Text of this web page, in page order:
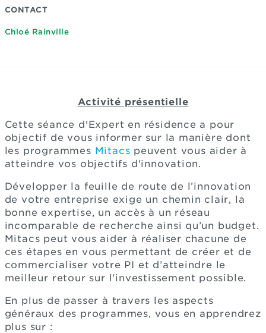
CONTACT
Chloé Rainville
Activité présentielle
Cette séance d'Expert en résidence a pour
objectif de vous informer sur la manière dont
les programmes Mitacs peuvent vous aider à
atteindre vos objectifs d'innovation.
Développer la feuille de route de l’innovation
de votre entreprise exige un chemin clair, la
bonne expertise, un accès à un réseau
incomparable de recherche ainsi qu’un budget.
Mitacs peut vous aider à réaliser chacune de
ces étapes en vous permettant de créer et de
commercialiser votre PI et d’atteindre le
meilleur retour sur l’investissement possible.
En plus de passer à travers les aspects
généraux des programmes, vous en apprendrez
plus sur :